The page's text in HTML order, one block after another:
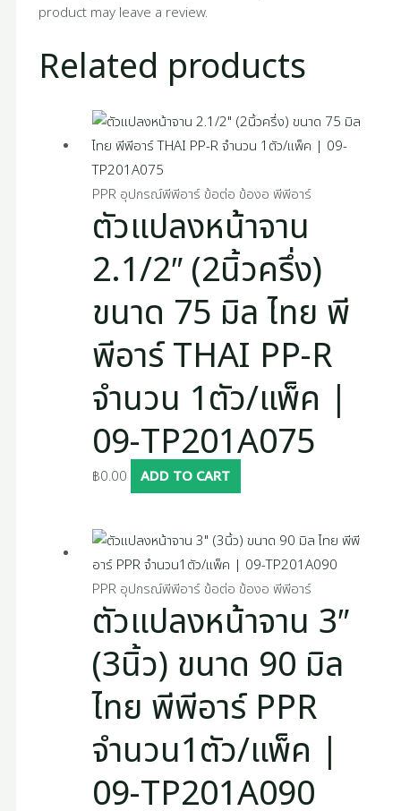
product may leave a review.
Related products
PPR อุปกรณ์พีพีอาร์ ข้อต่อ ข้องอ พีพีอาร์
ตัวแปลงหน้าจาน
2.1/2″ (2นิ้วครึ่ง)
ขนาด 75 มิล ไทย พี
พีอาร์ THAI PP-R
จำนวน 1ตัว/แพ็ค |
09-TP201A075
฿0.00 ADD TO CART
PPR อุปกรณ์พีพีอาร์ ข้อต่อ ข้องอ พีพีอาร์
ตัวแปลงหน้าจาน 3″
(3นิ้ว) ขนาด 90 มิล
ไทย พีพีอาร์ PPR
จำนวน1ตัว/แพ็ค |
09-TP201A090